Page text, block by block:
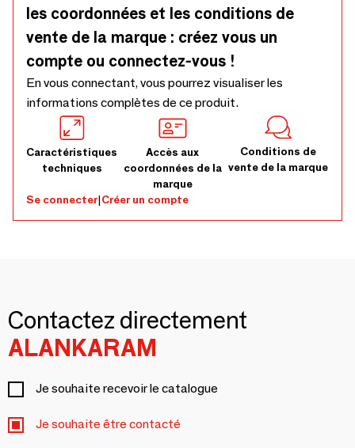
les coordonnées et les conditions de
vente de la marque : créez vous un
compte ou connectez-vous !
En vous connectant, vous pourrez visualiser les
informations complètes de ce produit.
Caractéristiques
techniques
Accès aux
coordonnées de la
marque
Conditions de
vente de la marque
Se connecter|Créer un compte
Contactez directement
ALANKARAM
Je souhaite recevoir le catalogue
Je souhaite être contacté